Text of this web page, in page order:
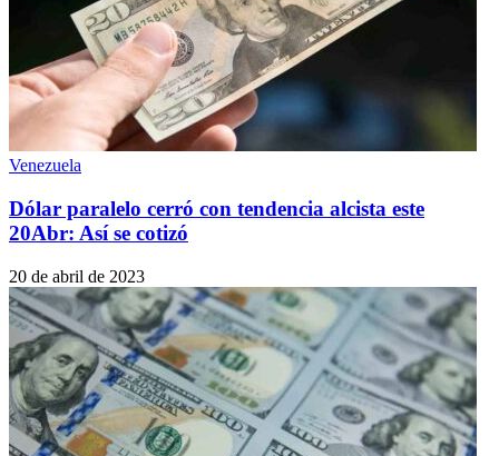
Venezuela
Dólar paralelo cerró con tendencia alcista este
20Abr: Así se cotizó
20 de abril de 2023